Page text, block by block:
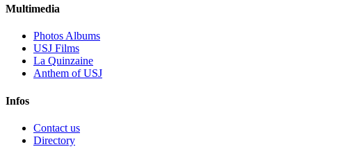
Multimedia
Photos Albums
USJ Films
La Quinzaine
Anthem of USJ
Infos
Contact us
Directory